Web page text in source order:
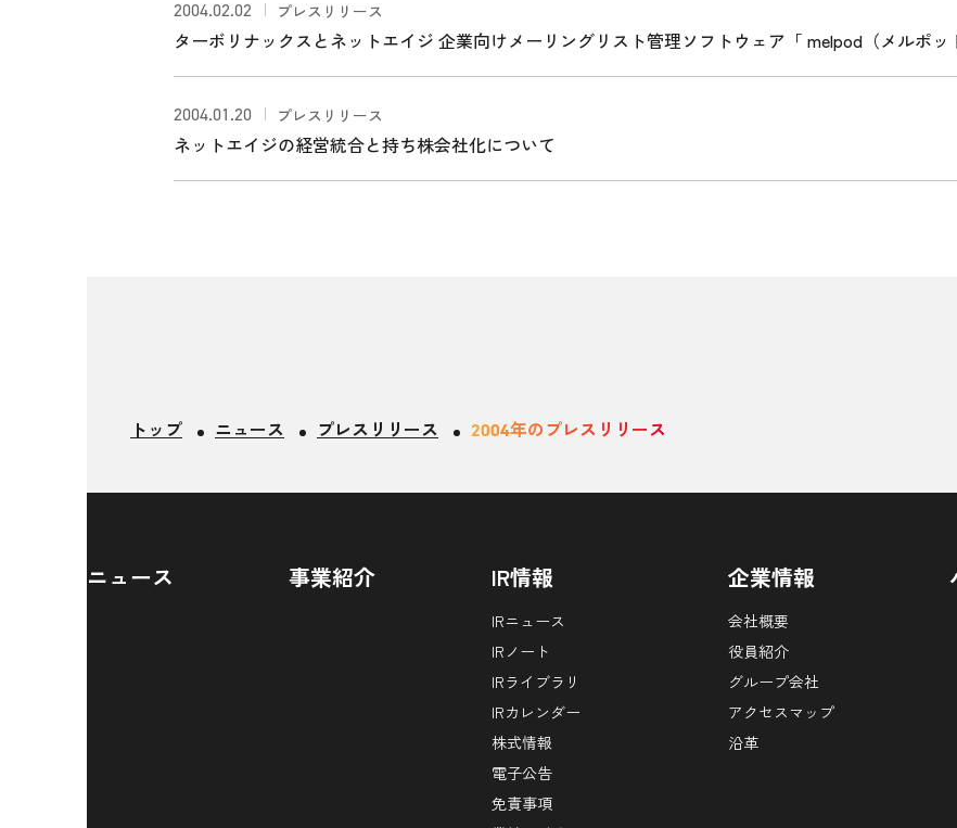
2004.02.02 プレスリリース
ターボリナックスとネットエイジ 企業向けメーリングリスト管理ソフトウェア「 melpod（メルポッ
2004.01.20 プレスリリース
ネットエイジの経営統合と持ち株会社化について
トップ ニュース プレスリリース 2004年のプレスリリース
ニュース 事業紹介 IR情報
IRニュース
IRノート
IRライブラリ
IRカレンダー
株式情報
電子公告
免責事項
企業情報
会社概要
役員紹介
グループ会社
アクセスマップ
沿革